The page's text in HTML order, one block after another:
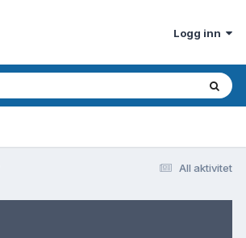
Logg inn
All aktivitet